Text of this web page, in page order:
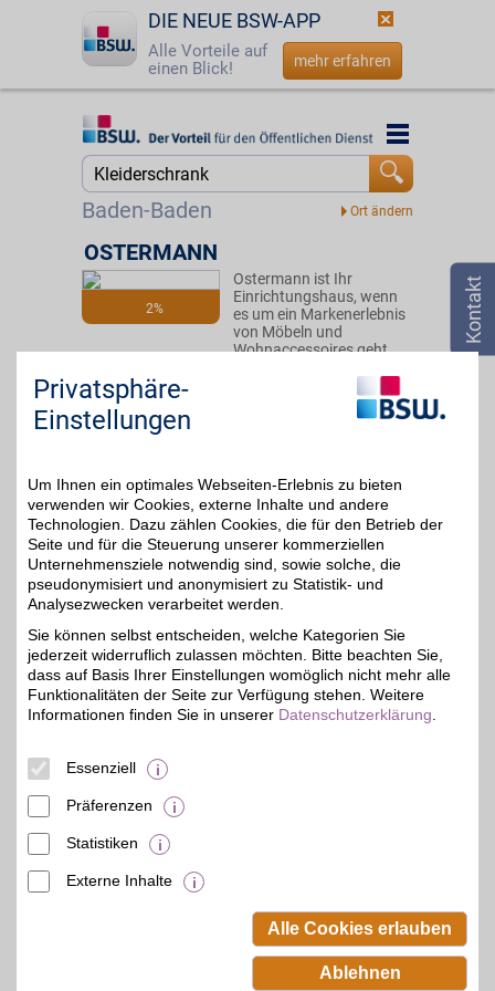
DIE NEUE BSW-APP
Alle Vorteile auf
einen Blick!
mehr erfahren
Startseite
☎ 0800 - 279 25 82
Baden-Baden
Startseite
2%
OSTERMANN
Ostermann ist Ihr
Einrichtungshaus, wenn
es um ein Markenerlebnis
von Möbeln und
Wohnaccessoires geht.
Sie dabei zusätzlich mit
Zum Partnerprofil
4%
BAUR Gutschein
Zum Partnerprofil
BAUR Versand
Mode, Schuhe und Möbel
bequem per Rechnung
Beamten-Selbsthilfewerk GmbH.
Privatsphäre-
Einstellungen
Um Ihnen ein optimales Webseiten-Erlebnis zu bieten
verwenden wir Cookies, externe Inhalte und andere
Technologien. Dazu zählen Cookies, die für den Betrieb der
Seite und für die Steuerung unserer kommerziellen
Unternehmensziele notwendig sind, sowie solche, die
pseudonymisiert und anonymisiert zu Statistik- und
Analysezwecken verarbeitet werden.
Sie können selbst entscheiden, welche Kategorien Sie
jederzeit widerruflich zulassen möchten. Bitte beachten Sie,
dass auf Basis Ihrer Einstellungen womöglich nicht mehr alle
Funktionalitäten der Seite zur Verfügung stehen. Weitere
Informationen finden Sie in unserer Datenschutzerklärung
Essenziell
Präferenzen
Statistiken
Externe Inhalte
Alle Cookies erlauben
Ablehnen